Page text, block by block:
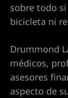
sobre todo
bicicleta ni
Drummond
médicos,
asesores
aspecto de
de
en